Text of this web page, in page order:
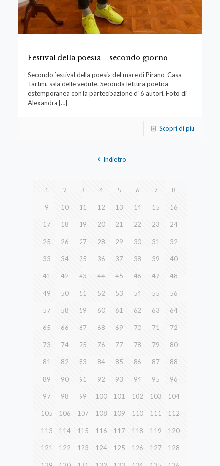
Festival della poesia – secondo giorno
Secondo festival della poesia del mare di Pirano. Casa
Tartini, sala delle vedute. Seconda lettura poetica
estemporanea con la partecipazione di 6 autori. Foto di
Alexandra […]
Scopri di più
Indietro
1 2 3 4 5 6 7 8
9 10 11 12 13 14 15 16
17 18 19 20 21 22 23 24
25 26 27 28 29 30 31 32
33 34 35 36 37 38 39 40
41 42 43 44 45 46 47 48
49 50 51 52 53 54 55 56
57 58 59 60 61 62 63 64
65 66 67 68 69 70 71 72
73 74 75 76 77 78 79 80
81 82 83 84 85 86 87 88
89 90 91 92 93 94 95 96
97 98 99 100 101 102 103 104
105 106 107 108 109 110 111 112
113 114 115 116 117 118 119 120
121 122 123 124 125 126 127 128